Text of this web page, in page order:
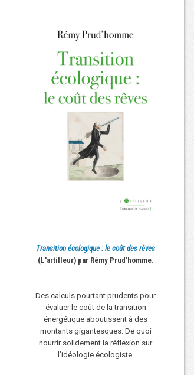
Transition écologique : le coût des rêves
(L'artilleur) par Rémy Prud’homme.
Des calculs pourtant prudents pour
évaluer le coût de la transition
énergétique aboutissent à des
montants gigantesques. De quoi
nourrir solidement la réflexion sur
l’idéologie écologiste.